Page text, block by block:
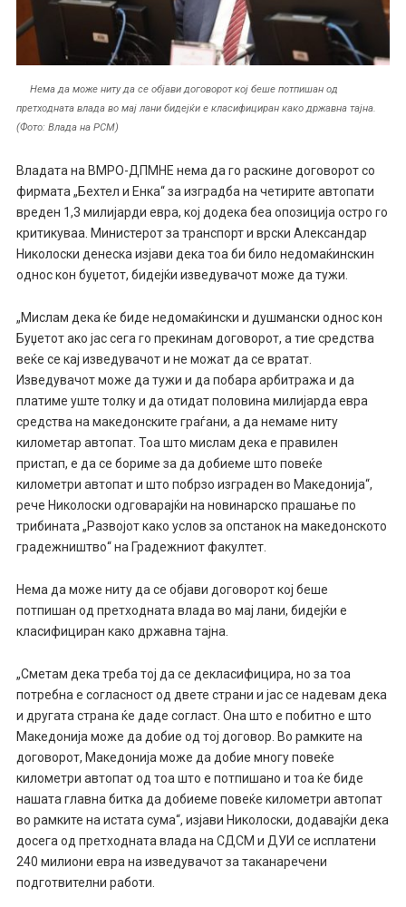
Нема да може ниту да се објави договорот кој беше потпишан од
претходната влада во мај лани бидејќи е класифициран како државна тајна.
(Фото: Влада на РСМ)
Владата на ВМРО-ДПМНЕ нема да го раскине договорот со
фирмата „Бехтел и Енка“ за изградба на четирите автопати
вреден 1,3 милијарди евра, кој додека беа опозиција остро го
критикуваа. Министерот за транспорт и врски Александар
Николоски денеска изјави дека тоа би било недомаќинскин
однос кон буџетот, бидејќи изведувачот може да тужи.
„Mислам дека ќе биде недомаќински и душмански однос кон
Буџетот ако јас сега го прекинам договорот, а тие средства
веќе се кај изведувачот и не можат да се вратат.
Изведувачот може да тужи и да побара арбитража и да
платиме уште толку и да отидат половина милијарда евра
средства на македонските граѓани, а да немаме ниту
километар автопат. Тоа што мислам дека е правилен
пристап, е да се бориме за да добиеме што повеќе
километри автопат и што побрзо изграден во Македонија“,
рече Николоски одговарајќи на новинарско прашање по
трибината „Развојот како услов за опстанок на македонското
градежништво“ на Градежниот факултет.
Нема да може ниту да се објави договорот кој беше
потпишан од претходната влада во мај лани, бидејќи е
класифициран како државна тајна.
„Сметам дека треба тој да се декласифицира, но за тоа
потребна е согласност од двете страни и јас се надевам дека
и другата страна ќе даде согласт. Она што е побитно е што
Македонија може да добие од тој договор. Во рамките на
договорот, Македонија може да добие многу повеќе
километри автопат од тоа што е потпишано и тоа ќе биде
нашата главна битка да добиеме повеќе километри автопат
во рамките на истата сума“, изјави Николоски, додавајќи дека
досега од претходната влада на СДСМ и ДУИ се исплатени
240 милиони евра на изведувачот за таканаречени
подготвителни работи.